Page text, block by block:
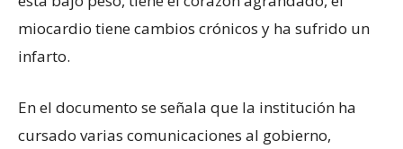
miocardio tiene cambios crónicos y ha sufrido un
infarto.
En el documento se señala que la institución ha
cursado varias comunicaciones al gobierno,